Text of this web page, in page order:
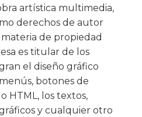
artística multimedia,
derechos de autor
de propiedad
es titular de los
el diseño gráfico
botones de
HTML, los textos,
y cualquier otro